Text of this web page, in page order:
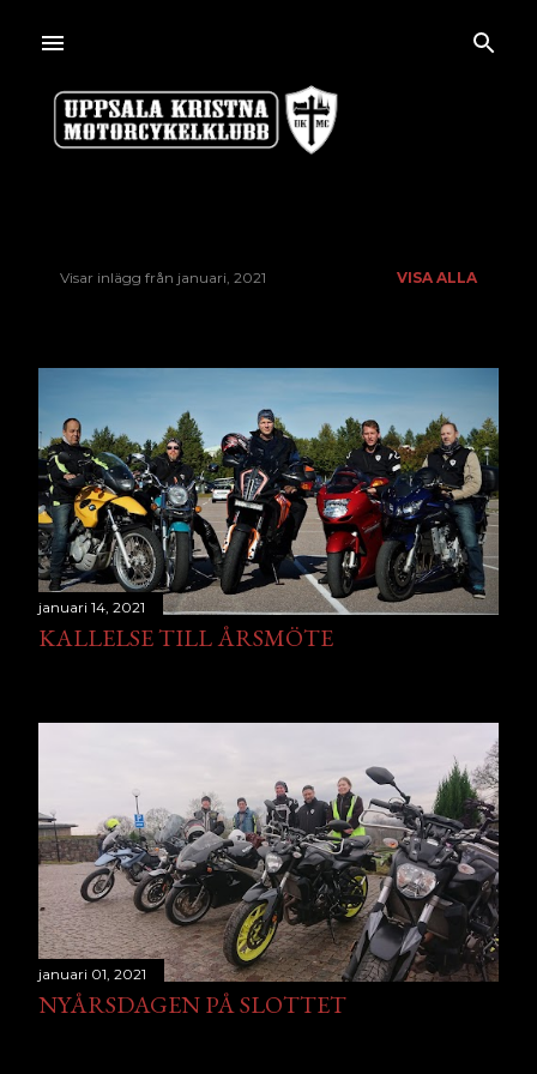
ä
g
g
Visar inlägg från januari, 2021 VISA ALLA
januari 14, 2021
KALLELSE TILL ÅRSMÖTE
januari 01, 2021
NYÅRSDAGEN PÅ SLOTTET